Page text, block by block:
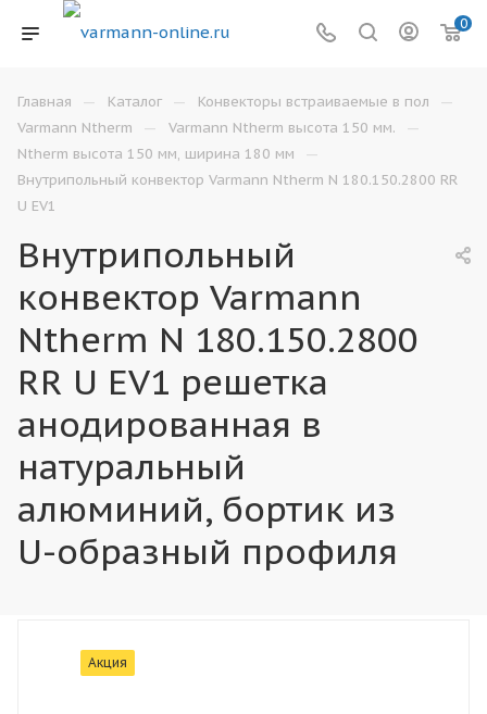
0
Главная — Каталог — Конвекторы встраиваемые в пол —
Varmann Ntherm — Varmann Ntherm высота 150 мм. —
Ntherm высота 150 мм, ширина 180 мм —
Внутрипольный конвектор Varmann Ntherm N 180.150.2800 RR
U EV1
Внутрипольный
конвектор Varmann
Ntherm N 180.150.2800
RR U EV1 решетка
анодированная в
натуральный
алюминий, бортик из
U-образный профиля
Акция